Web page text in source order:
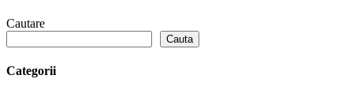
Cautare
Cauta
Categorii